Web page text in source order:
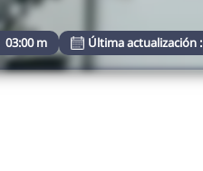
03:00 m Última actualización :